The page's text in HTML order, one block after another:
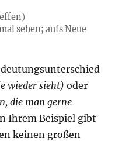
sehen; aufs Neue
wieder sieht)oder
die man gerne
Ihrem Beispiel gibt
keinen großen